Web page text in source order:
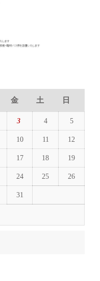
金 土 日
3 4 5
10 11 12
17 18 19
24 25 26
31